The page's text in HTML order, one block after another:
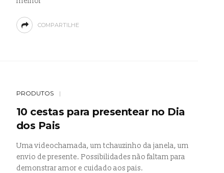
COMPARTILHE
PRODUTOS
10 cestas para presentear no Dia
dos Pais
Uma videochamada, um tchauzinho da janela, um
envio de presente. Possibilidades não faltam para
demonstrar amor e cuidado aos pais.